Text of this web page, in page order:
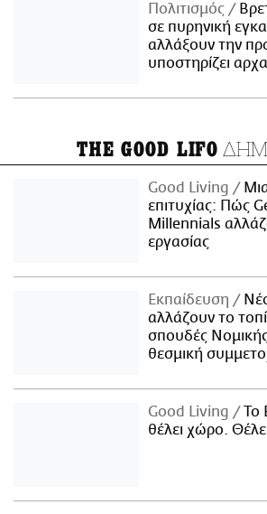
Πολιτισμός
σε πυρηνική
αλλάξουν την
υποστηρίζει
THE GOOD LIFO
Good Living
επιτυχίας: Πώς
Millennials
εργασίας
Εκπαίδευση
αλλάζουν το
σπουδές
θεσμική
Good Living
Το
θέλει χώρο.